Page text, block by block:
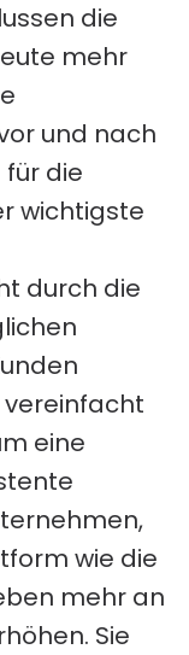
die
mehr
und nach
die
wichtigste
durch die
vereinfacht
eine
wie die
mehr an
Sie